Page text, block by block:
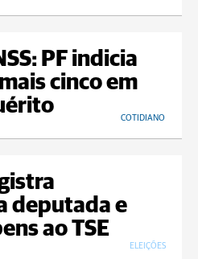
PF indicia
cinco em
COTIDIANO
deputada e
ao TSE
ELEIÇÕES